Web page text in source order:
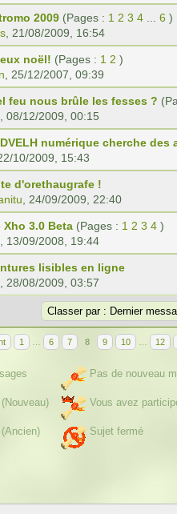
2009 (Pages : 1 2 3 4 6 )
21/08/2009, 16:54
noël! (Pages : 1 2 )
25/12/2007, 09:39
feu nous brûle les fesses ?
08/12/2009, 00:15
numérique cherche des
10/2009, 15:43
d'orethaugrafe !
24/09/2009, 22:40
Xho 3.0 Beta (Pages : 1 2 3 4 )
13/09/2008, 19:44
lisibles en ligne
28/08/2009, 03:57
1 6 7 8 9 10 12
Pas de nouveau
Vous avez
Sujet fermé